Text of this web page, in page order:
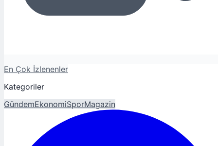
En Çok İzlenenler
Kategoriler
GündemEkonomiSporMagazin